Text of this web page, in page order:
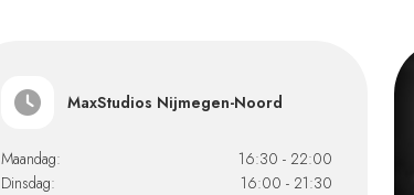
MaxStudios Nijmegen-Noord
Maandag:
16:30 - 22:00
Dinsdag:
16:00 - 21:30